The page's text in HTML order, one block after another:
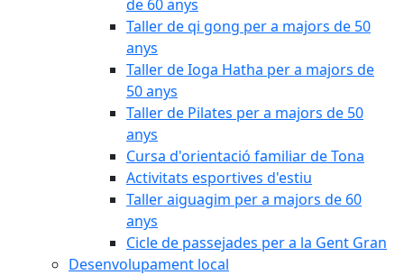
de 60 anys
Taller de qi gong per a majors de 50
anys
Taller de Ioga Hatha per a majors de
50 anys
Taller de Pilates per a majors de 50
anys
Cursa d'orientació familiar de Tona
Activitats esportives d'estiu
Taller aiguagim per a majors de 60
anys
Cicle de passejades per a la Gent Gran
Desenvolupament local